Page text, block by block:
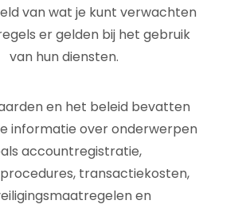
van wat je kunt verwachten
er gelden bij het gebruik
van hun diensten.
en het beleid bevatten
informatie over onderwerpen
accountregistratie,
transactiekosten,
en